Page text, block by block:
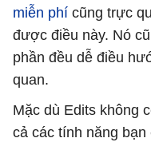
miễn phí cũng trực
được điều này. Nó
phần đều dễ điều
quan.
Mặc dù Edits không
cả các tính năng